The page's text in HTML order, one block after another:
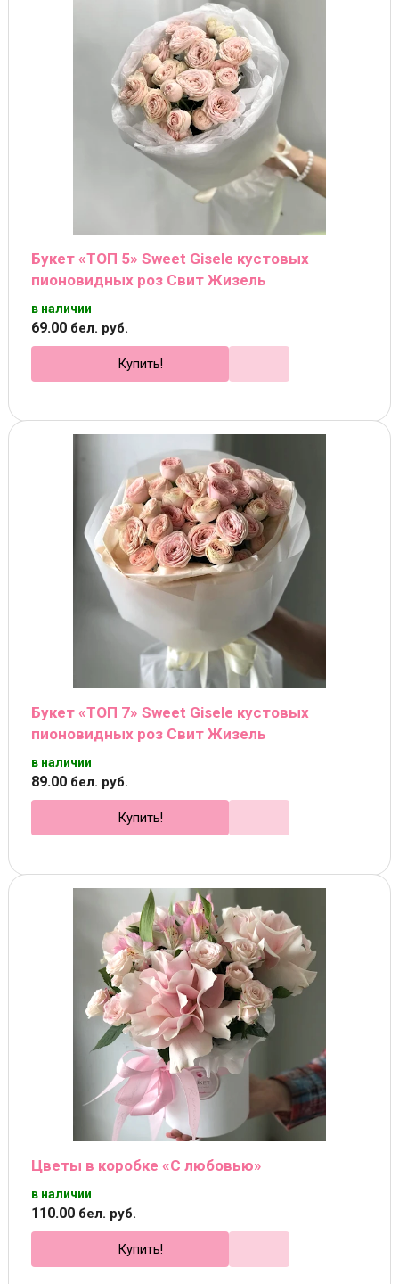
Букет «ТОП 5» Sweet Gisele кустовых
пионовидных роз Свит Жизель
в наличии
69.00 бел. руб.
Купить!
Букет «ТОП 7» Sweet Gisele кустовых
пионовидных роз Свит Жизель
в наличии
89.00 бел. руб.
Купить!
Цветы в коробке «С любовью»
в наличии
110.00 бел. руб.
Купить!